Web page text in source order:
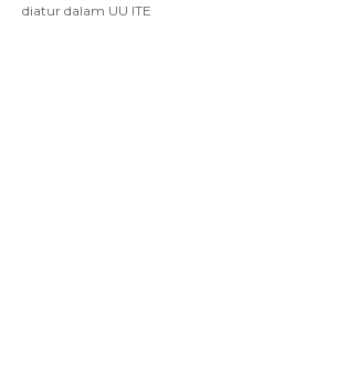
diatur dalam UU ITE